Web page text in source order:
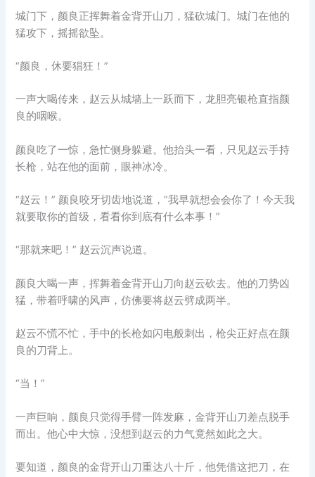
城门下，颜良正挥舞着金背开山刀，猛砍城门。城门在他的
猛攻下，摇摇欲坠。
“颜良，休要猖狂！”
一声大喝传来，赵云从城墙上一跃而下，龙胆亮银枪直指颜
良的咽喉。
颜良吃了一惊，急忙侧身躲避。他抬头一看，只见赵云手持
长枪，站在他的面前，眼神冰冷。
“赵云！” 颜良咬牙切齿地说道，”我早就想会会你了！今天我
就要取你的首级，看看你到底有什么本事！”
“那就来吧！” 赵云沉声说道。
颜良大喝一声，挥舞着金背开山刀向赵云砍去。他的刀势凶
猛，带着呼啸的风声，仿佛要将赵云劈成两半。
赵云不慌不忙，手中的长枪如闪电般刺出，枪尖正好点在颜
良的刀背上。
“当！”
一声巨响，颜良只觉得手臂一阵发麻，金背开山刀差点脱手
而出。他心中大惊，没想到赵云的力气竟然如此之大。
要知道，颜良的金背开山刀重达八十斤，他凭借这把刀，在